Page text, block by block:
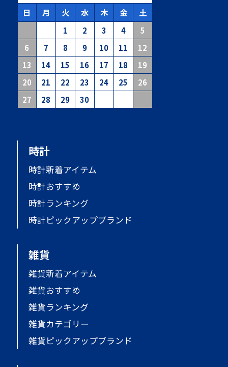
日
月 火 水 木 金 土
1 2 3 4
5
6
7 8 9 10 11
12
13
14 15 16 17 18
19
20
21 22 23 24 25
26
27
28 29 30
時計
時計新着アイテム
時計おすすめ
時計ランキング
時計ピックアップブランド
雑貨
雑貨新着アイテム
雑貨おすすめ
雑貨ランキング
雑貨カテゴリー
雑貨ピックアップブランド